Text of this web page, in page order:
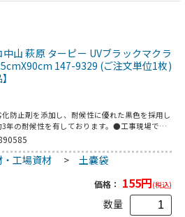
中山 萩原 ターピー UVブラックマクラ
147-9329 (ご注文単位1枚)
防止剤を添加し、耐候性に優れた黒色を採用し
3年の耐候性を有しております。●工事現場での
めに。●養生シートや保安用品の押さえに。●縦
体：ポリエチレン●口紐：ポリプロピレン
工場資材 > 土嚢袋
価格： 155円(税込)
数量